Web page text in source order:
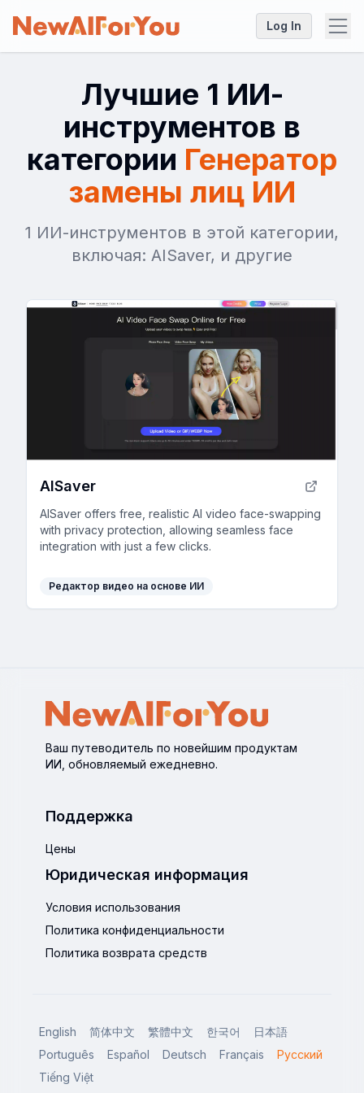
Log In
Лучшие 1 ИИ-
инструментов в
категории Генератор
замены лиц ИИ
1 ИИ-инструментов в этой категории,
включая: AISaver, и другие
AISaver
AISaver offers free, realistic AI video face-swapping
with privacy protection, allowing seamless face
integration with just a few clicks.
Редактор видео на основе ИИ
Ваш путеводитель по новейшим продуктам
ИИ, обновляемый ежедневно.
Поддержка
Цены
Юридическая информация
Условия использования
Политика конфиденциальности
Политика возврата средств
English 简体中文 繁體中文 한국어
日本語
Português
Español Deutsch Français
Русский
Tiếng Việt